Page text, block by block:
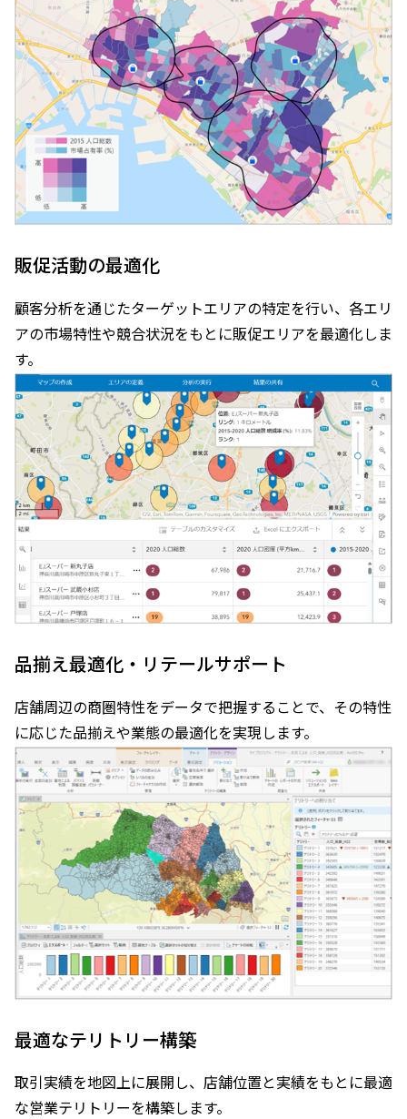
販促活動の最適化
顧客分析を通じたターゲットエリアの特定を行い、各エリ
アの市場特性や競合状況をもとに販促エリアを最適化しま
す。
品揃え最適化・リテールサポート
店舗周辺の商圏特性をデータで把握することで、その特性
に応じた品揃えや業態の最適化を実現します。
最適なテリトリー構築
取引実績を地図上に展開し、店舗位置と実績をもとに最適
な営業テリトリーを構築します。